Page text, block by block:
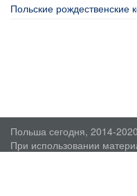
Польские рождественские
Польша сегодня, 2014-2020
При использовании